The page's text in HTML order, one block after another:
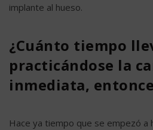
implante al hueso.
¿Cuánto tiempo
practicándose la
inmediata,
Hace ya tiempo que se empezó a